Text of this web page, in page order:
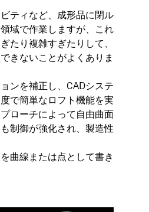
ティなど、成形品に閉ル
域で作業しますが、これ
たり複雑すぎたりして、
きないことがよくありま
ンを補正し、CADシステ
で簡単なロフト機能を実
ローチによって自由曲面
制御が強化され、製造性
曲線または点として書き